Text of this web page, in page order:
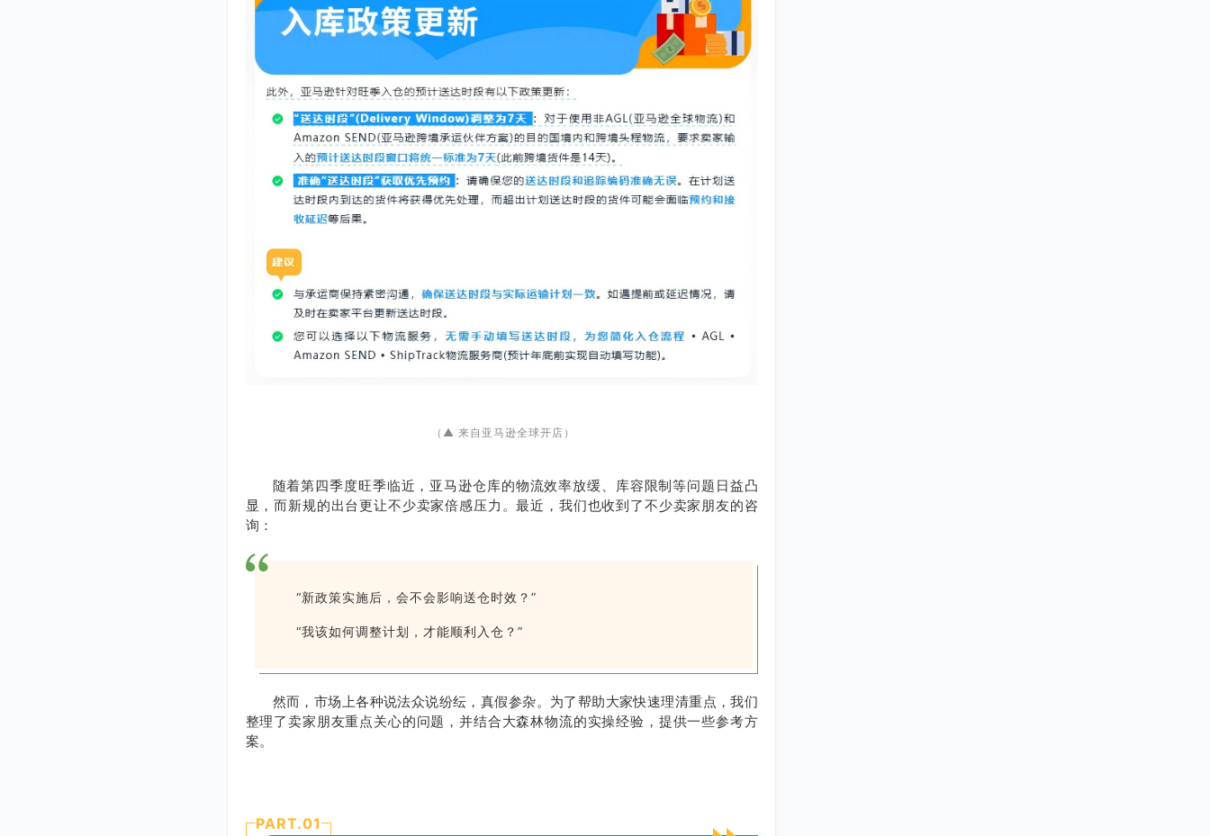
（▲ 来自亚马逊全球开店）
随着第四季度旺季临近，亚马逊仓库的物流效率放缓、库容限制等问题日益凸
显，而新规的出台更让不少卖家倍感压力。最近，我们也收到了不少卖家朋友的咨
询：
“新政策实施后，会不会影响送仓时效？”
“我该如何调整计划，才能顺利入仓？”
然而，市场上各种说法众说纷纭，真假参杂。为了帮助大家快速理清重点，我们
整理了卖家朋友重点关心的问题，并结合大森林物流的实操经验，提供一些参考方
案。
PART.01